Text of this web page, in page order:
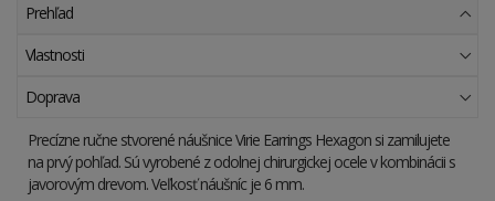
Prehľad
Vlastnosti
Doprava
Precízne ručne stvorené náušnice Virie Earrings Hexagon si zamilujete
na prvý pohľad. Sú vyrobené z odolnej chirurgickej ocele v kombinácii s
javorovým drevom. Veľkosť náušníc je 6 mm.